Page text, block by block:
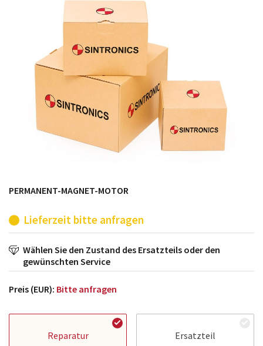
möglich. SINTRONICS ist dann ihr Partner, der
entweder die alten Baugruppen technisch hochwertig
repariert oder ihnen die abgekündigten Baugruppen
aus dem eigenen Lager ersetzt.
PERMANENT-MAGNET-MOTOR
Lieferzeit bitte anfragen
Wählen Sie den Zustand des Ersatzteils oder den
gewünschten Service
Preis (EUR): Bitte anfragen
Reparatur Ersatzteil